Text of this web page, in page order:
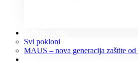
Svi pokloni
MAUS – nova generacija zaštite od